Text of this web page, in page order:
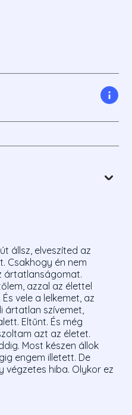
állsz, elveszíted az
Csakhogy én nem
ártatlanságomat.
azzal az élettel
vele a lelkemet, az
ártatlan szívemet,
Eltűnt. És még
azt az életet.
Most készen állok
engem illetett. De
végzetes hiba. Olykor ez